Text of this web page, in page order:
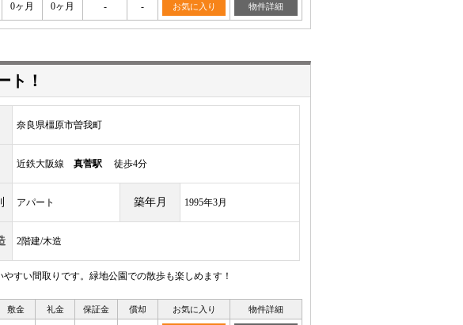
0ヶ月 0ヶ月 - - お気に入り 物件詳細
ト！
奈良県橿原市曽我町
近鉄大阪線 真菅駅 徒歩4分
アパート 築年月 1995年3月
2階建/木造
すい間取りです。緑地公園での散歩も楽しめます！
敷金 礼金 保証金 償却 お気に入り 物件詳細